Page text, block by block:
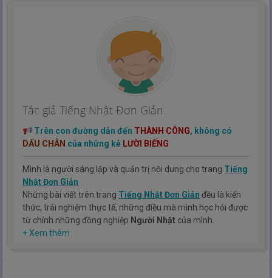
Tác giả Tiếng Nhật Đơn Giản
Trên con đường dẫn đến THÀNH CÔNG, không có
DẤU CHÂN của những kẻ LƯỜI BIẾNG
Mình là người sáng lập và quản trị nội dung cho trang Tiếng
Nhật Đơn Giản
Những bài viết trên trang Tiếng Nhật Đơn Giản đều là kiến
thức, trải nghiệm thực tế, những điều mà mình học hỏi được
từ chính những đồng nghiệp Người Nhật của mình.
Hy vọng rằng kinh nghiệm mà mình có được sẽ giúp các bạn
+ Xem thêm